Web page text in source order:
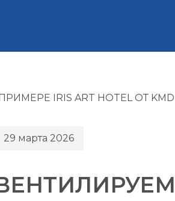
IRIS ART HOTEL ОТ KMD
29 марта 2026